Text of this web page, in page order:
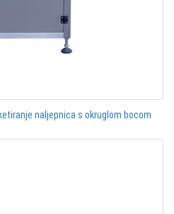
naljepnica s okruglom bocom